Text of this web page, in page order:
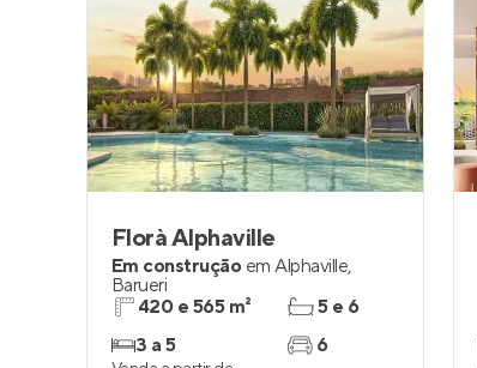
Florà Alphaville
Em construção em Alphaville,
Barueri
420 e 565 m²
3 a 5
5 e 6
6